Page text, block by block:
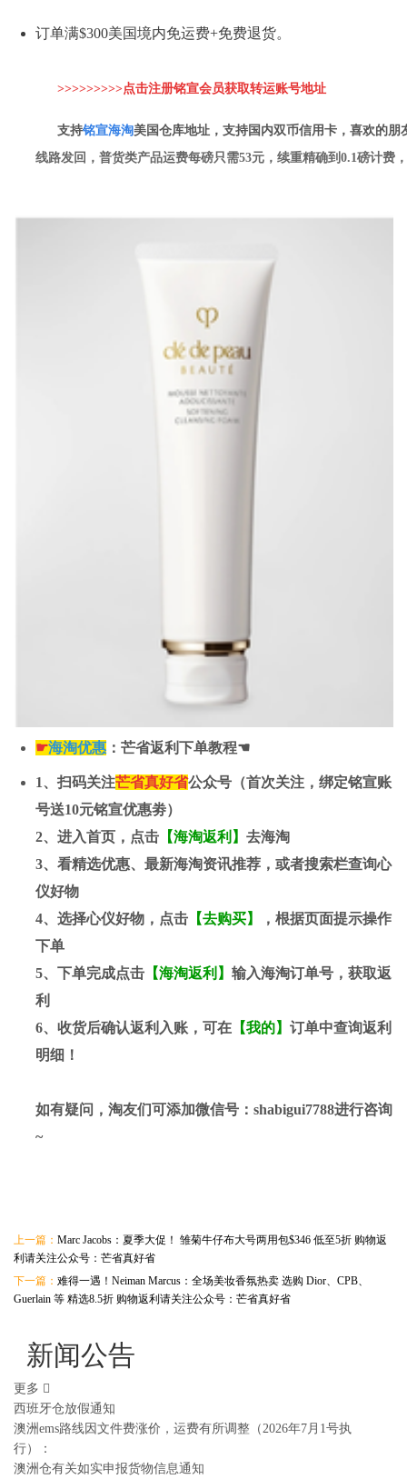
订单满$300美国境内免运费+免费退货。
>>>>>>>>>点击注册铭宣会员获取转运账号地址
支持铭宣海淘美国仓库地址，支持国内双币信用卡，喜欢的朋
线路发回，普货类产品运费每磅只需53元，续重精确到0.1磅计费，
☛海淘优惠 ：芒省返利下单教程☚
1、扫码关注芒省真好省公众号（首次关注，绑定铭宣账
号送10元铭宣优惠劵）
2、进入首页，点击 【海淘返利】 去海淘
3、看精选优惠、最新海淘资讯推荐，或者搜索栏查询心
仪好物
4、选择心仪好物，点击 【去购买】
，根据页面提示操作
下单
5、下单完成点击 【海淘返利】 输入海淘订单号，获取返
利
6、收货后确认返利入账，可在 【我的】 订单中查询返利
明细！
如有疑问，淘友们可添加微信号： shabigui7788进行咨询
~
上一篇： Marc Jacobs：夏季大促！ 雏菊牛仔布大号两用包$346 低至5折 购物返
利请关注公众号：芒省真好省
下一篇： 难得一遇！Neiman Marcus：全场美妆香氛热卖 选购 Dior、CPB、
Guerlain 等 精选8.5折 购物返利请关注公众号：芒省真好省
新闻公告
更多
西班牙仓放假通知
澳洲ems路线因文件费涨价，运费有所调整（2026年7月1号执
行）：
澳洲仓有关如实申报货物信息通知